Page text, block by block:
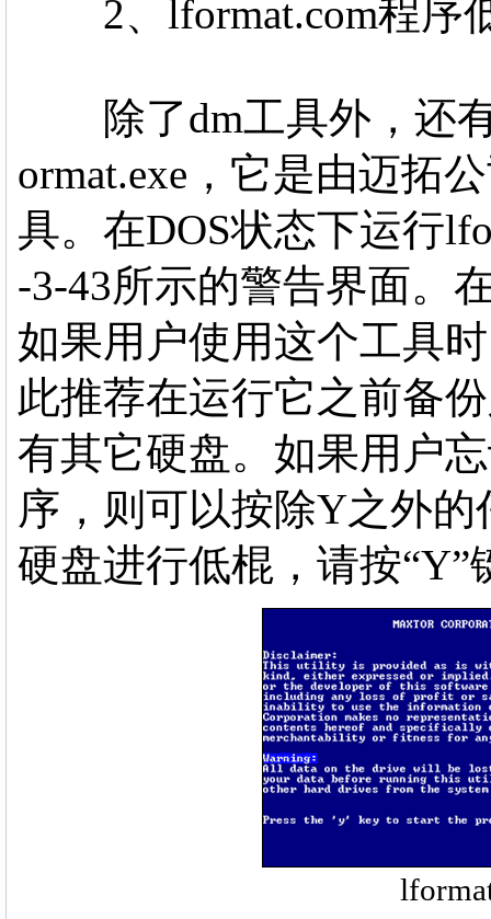
2、lformat.com程序
除了dm工具外，还有
ormat.exe，它是由迈拓
具。在DOS状态下运行
-3-43所示的警告界面。
如果用户使用这个工具
此推荐在运行它之前备
有其它硬盘。如果用户
序，则可以按除Y之外
硬盘进行低棍，请按“Y”